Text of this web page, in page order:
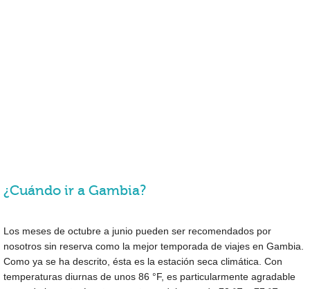
¿Cuándo ir a Gambia?
Los meses de octubre a junio pueden ser recomendados por
nosotros sin reserva como la mejor temporada de viajes en Gambia.
Como ya se ha descrito, ésta es la estación seca climática. Con
temperaturas diurnas de unos 86 °F, es particularmente agradable